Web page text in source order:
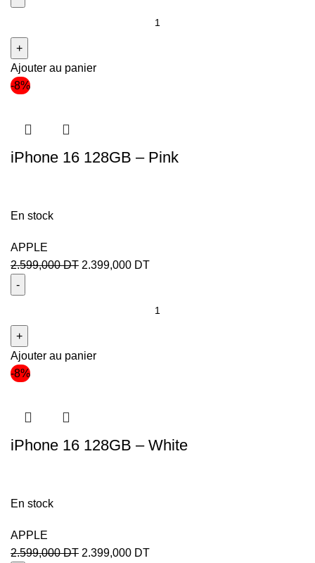
Ajouter au panier
-8%
iPhone 16 128GB – Pink
En stock
APPLE
2.599,000DT 2.399,000 DT
Ajouter au panier
-8%
iPhone 16 128GB – White
En stock
APPLE
2.599,000DT 2.399,000 DT